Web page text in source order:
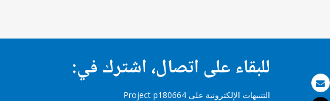
بريد الكتروني
للبقاء على اتصال، اشترك في:
التنبيهات الإلكترونية على Project p180664